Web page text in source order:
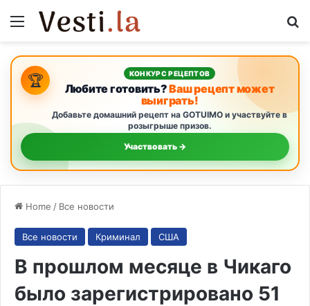
Menu
🏆 КОНКУРС РЕЦЕПТОВ
Любите готовить?Ваш рецепт может
выиграть!
Добавьте домашний рецепт на GOTUIMO и участвуйте в
розыгрыше призов.
Участвовать →
Home / Все новости
Все новости Криминал США
В прошлом месяце в Чикаго
было зарегистрировано 51